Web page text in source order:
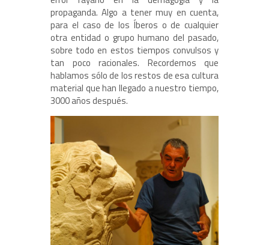
propaganda. Algo a tener muy en cuenta,
para el caso de los Íberos o de cualquier
otra entidad o grupo humano del pasado,
sobre todo en estos tiempos convulsos y
tan poco racionales. Recordemos que
hablamos sólo de los restos de esa cultura
material que han llegado a nuestro tiempo,
3000 años después.